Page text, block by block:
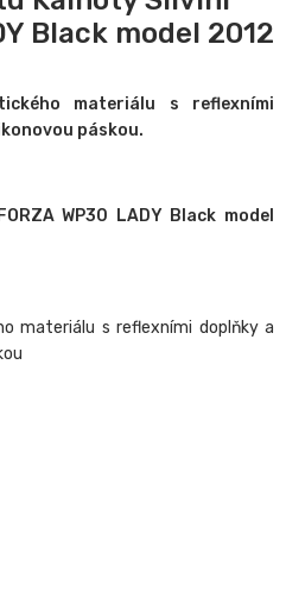
Black model 2012
materiálu s reflexními
páskou.
WP30 LADY Black model
materiálu s reflexními doplňky a